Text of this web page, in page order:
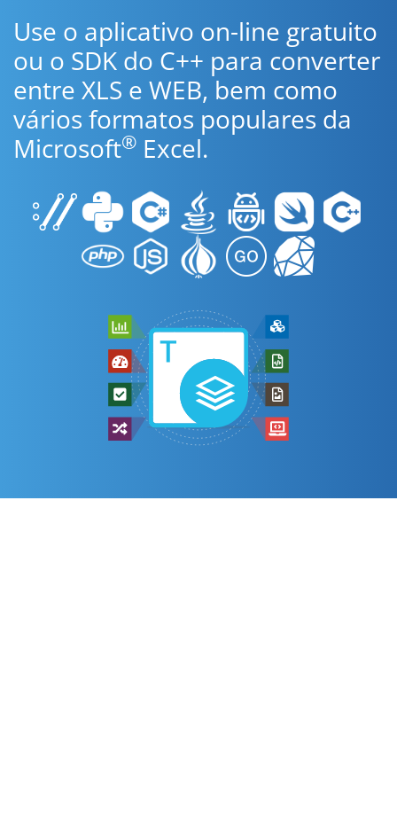
Use o aplicativo on-line gratuito
ou o SDK do C++ para converter
entre XLS e WEB, bem como
vários formatos populares da
Microsoft® Excel.